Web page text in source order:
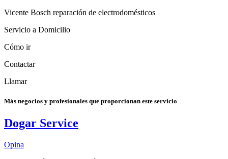
Vicente Bosch reparación de electrodomésticos
Servicio a Domicilio
Cómo ir
Contactar
Llamar
Más negocios y profesionales que proporcionan este servicio
Dogar Service
Opina